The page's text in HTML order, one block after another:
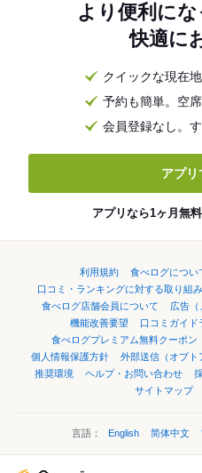
より便利に
快適に
クイックな現在
予約も簡単。空
会員登録なし。
アプリ
アプリなら1ヶ月無
利用規約 食べログについ
口コミ・ランキングに対する取り組み
食べログ店舗会員について
広告（
機能改善要望
口コミガイド
食べログプレミアム無料クーポン
個人情報保護方針
外部送信（オプト
推奨環境
ヘルプ・お問い合わせ
サイトマップ
言語： English 简体中文